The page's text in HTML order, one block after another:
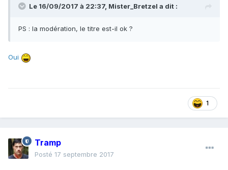
Le 16/09/2017 à 22:37, Mister_Bretzel a dit :
PS : la modération, le titre est-il ok ?
Oui
1
Tramp
Posté 17 septembre 2017